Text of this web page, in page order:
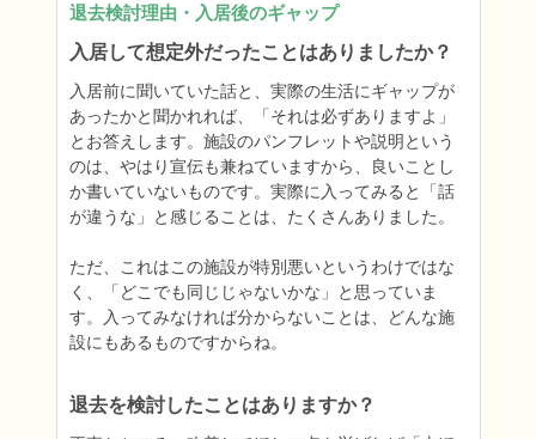
退去検討理由・入居後のギャップ
入居して想定外だったことはありましたか？
入居前に聞いていた話と、実際の生活にギャップが
あったかと聞かれれば、「それは必ずありますよ」
とお答えします。施設のパンフレットや説明という
のは、やはり宣伝も兼ねていますから、良いことし
か書いていないものです。実際に入ってみると「話
が違うな」と感じることは、たくさんありました。
ただ、これはこの施設が特別悪いというわけではな
く、「どこでも同じじゃないかな」と思っていま
す。入ってみなければ分からないことは、どんな施
設にもあるものですからね。
退去を検討したことはありますか？